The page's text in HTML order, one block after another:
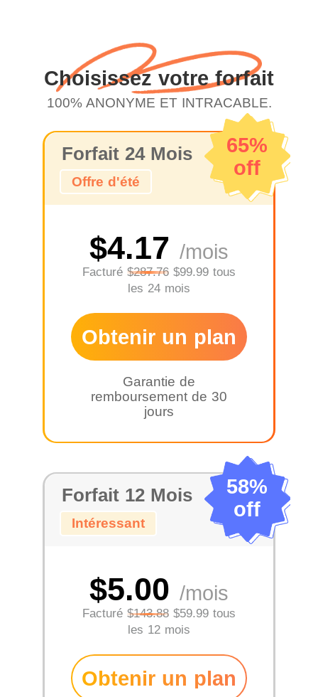
Choisissez votre forfait
100% ANONYME ET INTRACABLE.
65%
off
Forfait 24 Mois
Offre d'été
$4.17 /mois
Facturé $287.76$99.99 tous
les 24 mois
Obtenir un plan
Garantie de
remboursement de 30
jours
58%
off
Forfait 12 Mois
Intéressant
$5.00 /mois
Facturé $143.88$59.99 tous
les 12 mois
Obtenir un plan